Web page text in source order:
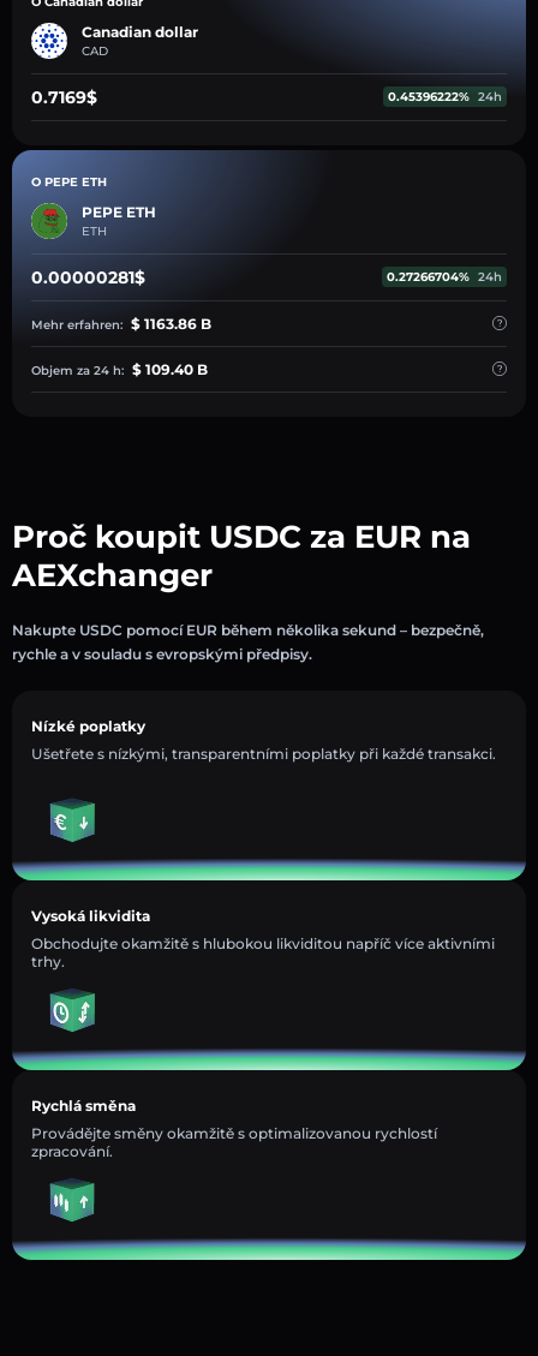
Canadian dollar
CAD
0.7169$ 0.45396222% 24h
O PEPE ETH
PEPE ETH
ETH
0.00000281$ 0.27266704% 24h
Mehr erfahren: $ 1163.86 B
Objem za 24 h: $ 109.40 B
Proč koupit USDC za EUR na
AEXchanger
Nakupte USDC pomocí EUR během několika sekund – bezpečně,
rychle a v souladu s evropskými předpisy.
Nízké poplatky
Ušetřete s nízkými, transparentními poplatky při každé transakci.
Vysoká likvidita
Obchodujte okamžitě s hlubokou likviditou napříč více aktivními
trhy.
Rychlá směna
Provádějte směny okamžitě s optimalizovanou rychlostí
zpracování.